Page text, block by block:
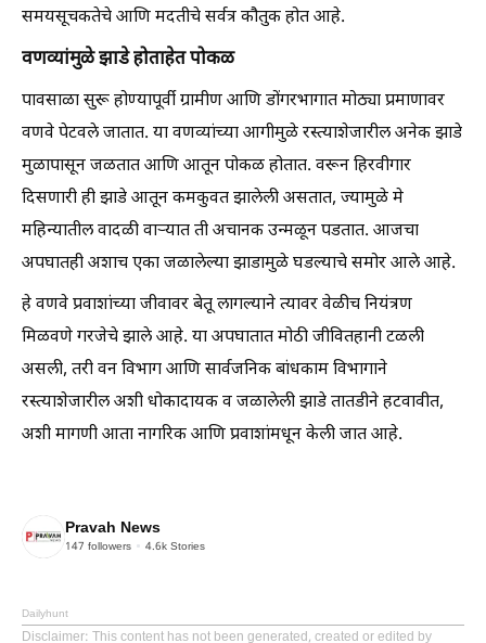
समयसूचकतेचे आणि मदतीचे सर्वत्र कौतुक होत आहे.
वणव्यांमुळे झाडे होताहेत पोकळ
पावसाळा सुरू होण्यापूर्वी ग्रामीण आणि डोंगरभागात मोठ्या प्रमाणावर
वणवे पेटवले जातात. या वणव्यांच्या आगीमुळे रस्त्याशेजारील अनेक झाडे
मुळापासून जळतात आणि आतून पोकळ होतात. वरून हिरवीगार
दिसणारी ही झाडे आतून कमकुवत झालेली असतात, ज्यामुळे मे
महिन्यातील वादळी वाऱ्यात ती अचानक उन्मळून पडतात. आजचा
अपघातही अशाच एका जळालेल्या झाडामुळे घडल्याचे समोर आले आहे.
हे वणवे प्रवाशांच्या जीवावर बेतू लागल्याने त्यावर वेळीच नियंत्रण
मिळवणे गरजेचे झाले आहे. या अपघातात मोठी जीवितहानी टळली
असली, तरी वन विभाग आणि सार्वजनिक बांधकाम विभागाने
रस्त्याशेजारील अशी धोकादायक व जळालेली झाडे तातडीने हटवावीत,
अशी मागणी आता नागरिक आणि प्रवाशांमधून केली जात आहे.
Pravah News
147 followers 4.6k Stories
Dailyhunt
Disclaimer: This content has not been generated, created or edited by